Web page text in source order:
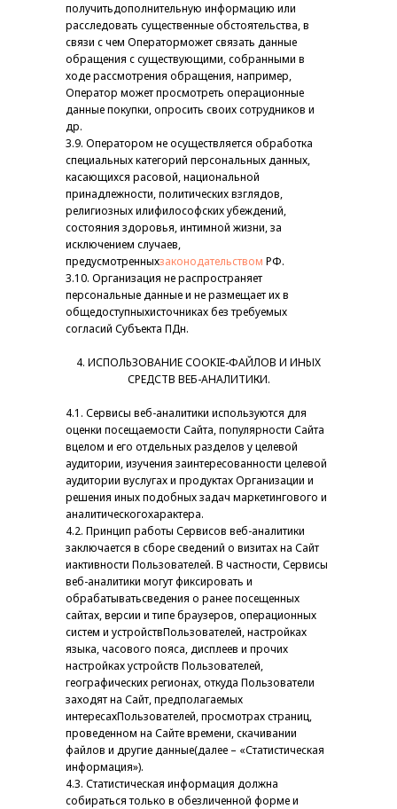
получитьдополнительную информацию или
расследовать существенные обстоятельства, в
связи с чем Операторможет связать данные
обращения с существующими, собранными в
ходе рассмотрения обращения, например,
Оператор может просмотреть операционные
данные покупки, опросить своих сотрудников и
др.
3.9. Оператором не осуществляется обработка
специальных категорий персональных данных,
касающихся расовой, национальной
принадлежности, политических взглядов,
религиозных илифилософских убеждений,
состояния здоровья, интимной жизни, за
исключением случаев,
предусмотренныхзаконодательством РФ.
3.10. Организация не распространяет
персональные данные и не размещает их в
общедоступныхисточниках без требуемых
согласий Субъекта ПДн.
4. ИСПОЛЬЗОВАНИЕ СOOKIE-ФАЙЛОВ И ИНЫХ
СРЕДСТВ ВЕБ-АНАЛИТИКИ.
4.1. Сервисы веб-аналитики используются для
оценки посещаемости Сайта, популярности Сайта
вцелом и его отдельных разделов у целевой
аудитории, изучения заинтересованности целевой
аудитории вуслугах и продуктах Организации и
решения иных подобных задач маркетингового и
аналитическогохарактера.
4.2. Принцип работы Сервисов веб-аналитики
заключается в сборе сведений о визитах на Сайт
иактивности Пользователей. В частности, Сервисы
веб-аналитики могут фиксировать и
обрабатыватьсведения о ранее посещенных
сайтах, версии и типе браузеров, операционных
систем и устройствПользователей, настройках
языка, часового пояса, дисплеев и прочих
настройках устройств Пользователей,
географических регионах, откуда Пользователи
заходят на Сайт, предполагаемых
интересахПользователей, просмотрах страниц,
проведенном на Сайте времени, скачивании
файлов и другие данные(далее – «Статистическая
информация»).
4.3. Статистическая информация должна
собираться только в обезличенной форме и